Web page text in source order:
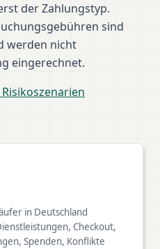
der Zahlungstyp.
sind
werden nicht
eingerechnet.
in Deutschland
Checkout,
Spenden, Konflikte